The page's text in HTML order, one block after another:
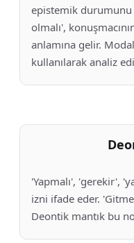
epistemik durumunu
olmalı',
anlamına gelir.
kullanılarak analiz
'Yapmalı', 'gerekir',
izni ifade eder.
Deontik mantık bu